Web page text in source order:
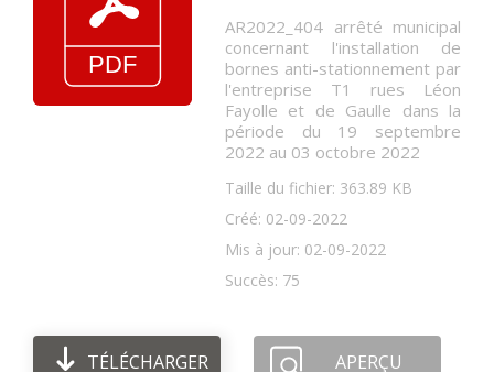
AR2022_404 arrêté municipal
concernant l'installation de
bornes anti-stationnement par
l'entreprise T1 rues Léon
Fayolle et de Gaulle dans la
période du 19 septembre
2022 au 03 octobre 2022
Taille du fichier: 363.89 KB
Créé: 02-09-2022
Mis à jour: 02-09-2022
Succès: 75
TÉLÉCHARGER APERÇU